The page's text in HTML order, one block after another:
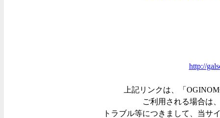
http://
上記リンクは、「
ご利用される場合は
トラブル等につきまして、当サ